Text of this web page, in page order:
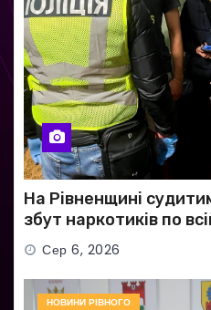
На Рівненщині
збут наркотиків по
Сер 6, 2026
НОВИНИ РІВНОГО